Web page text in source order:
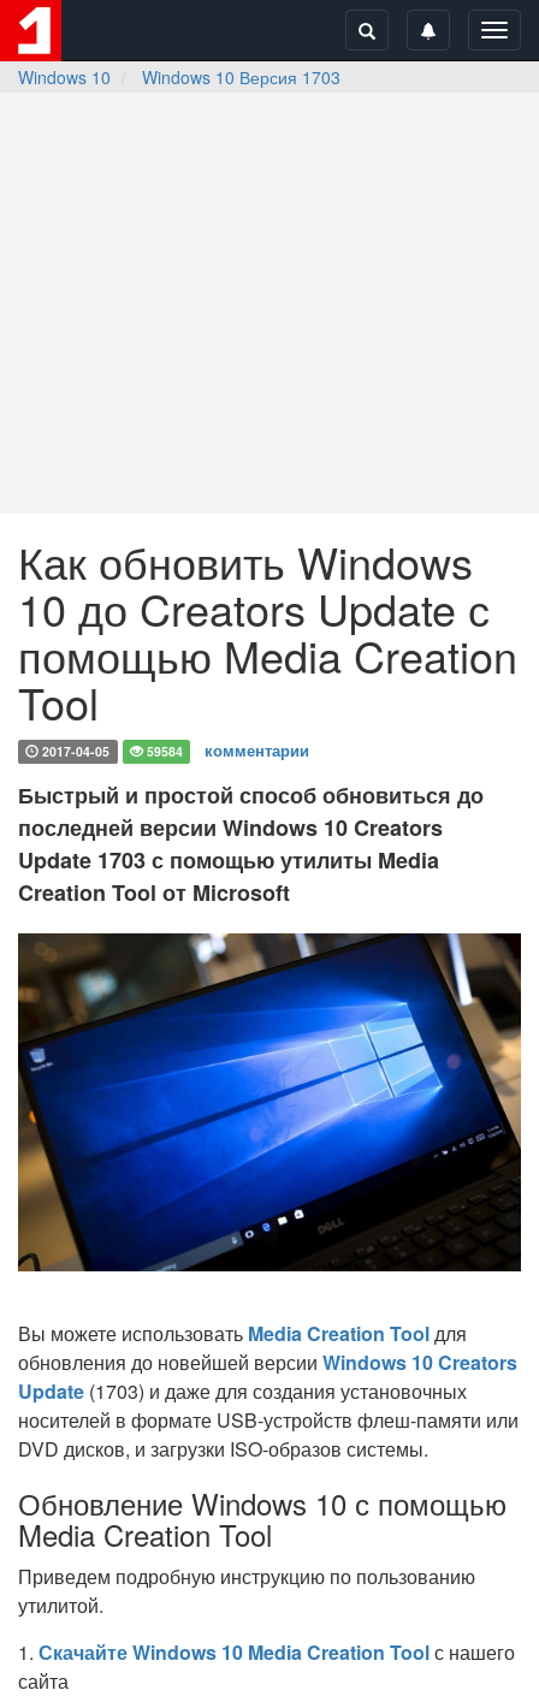
Windows 10
Windows 10 Версия 1703
Как обновить Windows
10 до Creators Update с
помощью Media Creation
Tool
2017-04-05 59584 комментарии
Быстрый и простой способ обновиться до
последней версии Windows 10 Creators
Update 1703 с помощью утилиты Media
Creation Tool от Microsoft
Вы можете использовать Media Creation Tool для
обновления до новейшей версии Windows 10 Creators
Update (1703) и даже для создания установочных
носителей в формате USB-устройств флеш-памяти или
DVD дисков, и загрузки ISO-образов системы.
Обновление Windows 10 с помощью
Media Creation Tool
Приведем подробную инструкцию по пользованию
утилитой.
1. Скачайте Windows 10 Media Creation Toolс нашего
сайта